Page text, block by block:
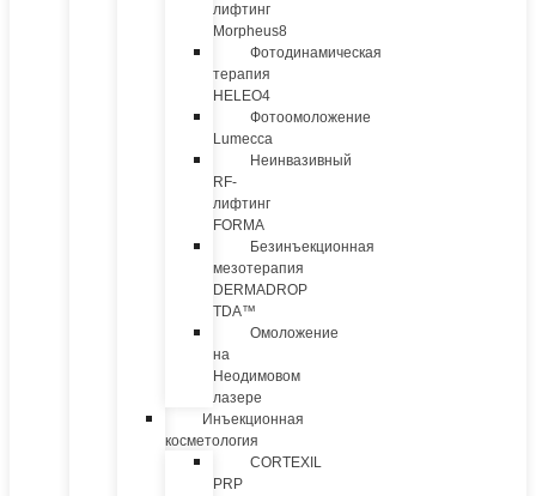
лифтинг
Morpheus8
Фотодинамическая
терапия
HELEO4
Фотоомоложение
Lumecca
Неинвазивный
RF-
лифтинг
FORMA
Безинъекционная
мезотерапия
DERMADROP
TDA™
Омоложение
на
Неодимовом
лазере
Инъекционная
косметология
CORTEXIL
PRP